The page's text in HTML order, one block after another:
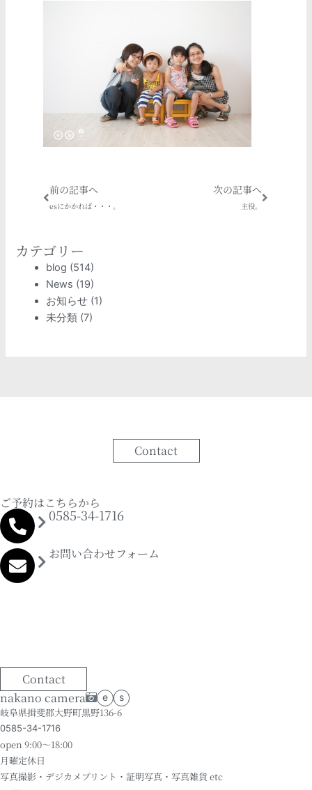
Prev
前の記事へ
esにかかれば・・・。
次の記事へ
主役。
Next
カテゴリー
blog (514)
News (19)
お知らせ (1)
未分類 (7)
Contact
0585-34-1716
ご予約はこちらから
お問い合わせフォーム
Contact
nakano camera
e s
岐阜県揖斐郡大野町黒野136-6
0585-34-1716
open 9:00～18:00
月曜定休日
写真撮影・デジカメプリント・証明写真・写真雑貨 etc